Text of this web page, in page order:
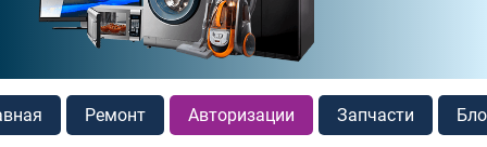
Ремонт Авторизации Запчасти